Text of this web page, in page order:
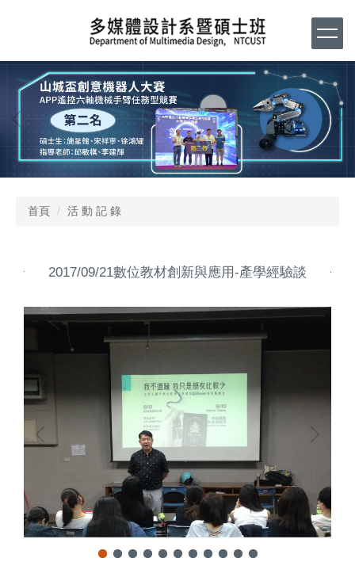
要
區
首頁 活 動 記 錄
2017/09/21數位教材創新與應用-產學經驗談